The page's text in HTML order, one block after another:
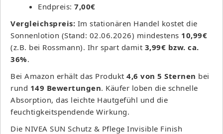
Endpreis: 7,00€
Vergleichspreis: Im stationären Handel kostet die
Sonnenlotion (Stand: 02.06.2026) mindestens 10,99€
(z.B. bei Rossmann). Ihr spart damit 3,99€ bzw. ca.
36%.
Bei Amazon erhält das Produkt 4,6 von 5 Sternen bei
rund 149 Bewertungen. Käufer loben die schnelle
Absorption, das leichte Hautgefühl und die
feuchtigkeitspendende Wirkung.
Die NIVEA SUN Schutz & Pflege Invisible Finish